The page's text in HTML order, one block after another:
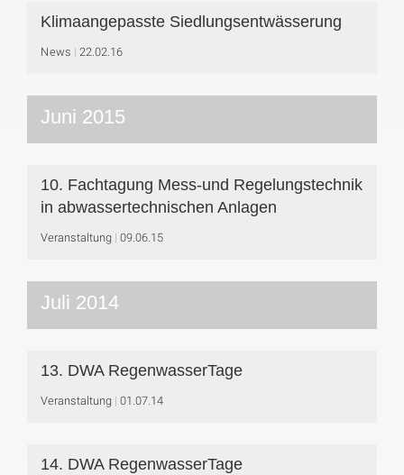
Klimaangepasste Siedlungsentwässerung
News 22.02.16
Juni 2015
10. Fachtagung Mess-und Regelungstechnik
in abwassertechnischen Anlagen
Veranstaltung 09.06.15
Juli 2014
13. DWA RegenwasserTage
Veranstaltung 01.07.14
14. DWA RegenwasserTage